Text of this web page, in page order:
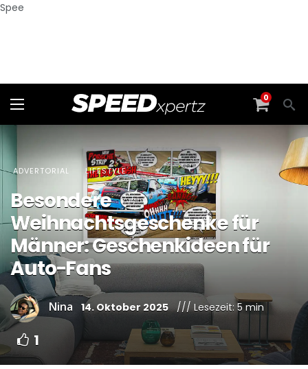
Spee
0
ADVERTORIAL LIFESTYLE
Besondere
Weihnachtsgeschenke für
Männer: Geschenkideen für
Auto-Fans
Nina 14. Oktober 2025 /// Lesezeit: 5 min
1